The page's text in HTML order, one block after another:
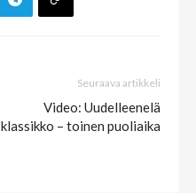
Seuraava artikkeli
Video: Uudelleenelä
klassikko – toinen puoliaika